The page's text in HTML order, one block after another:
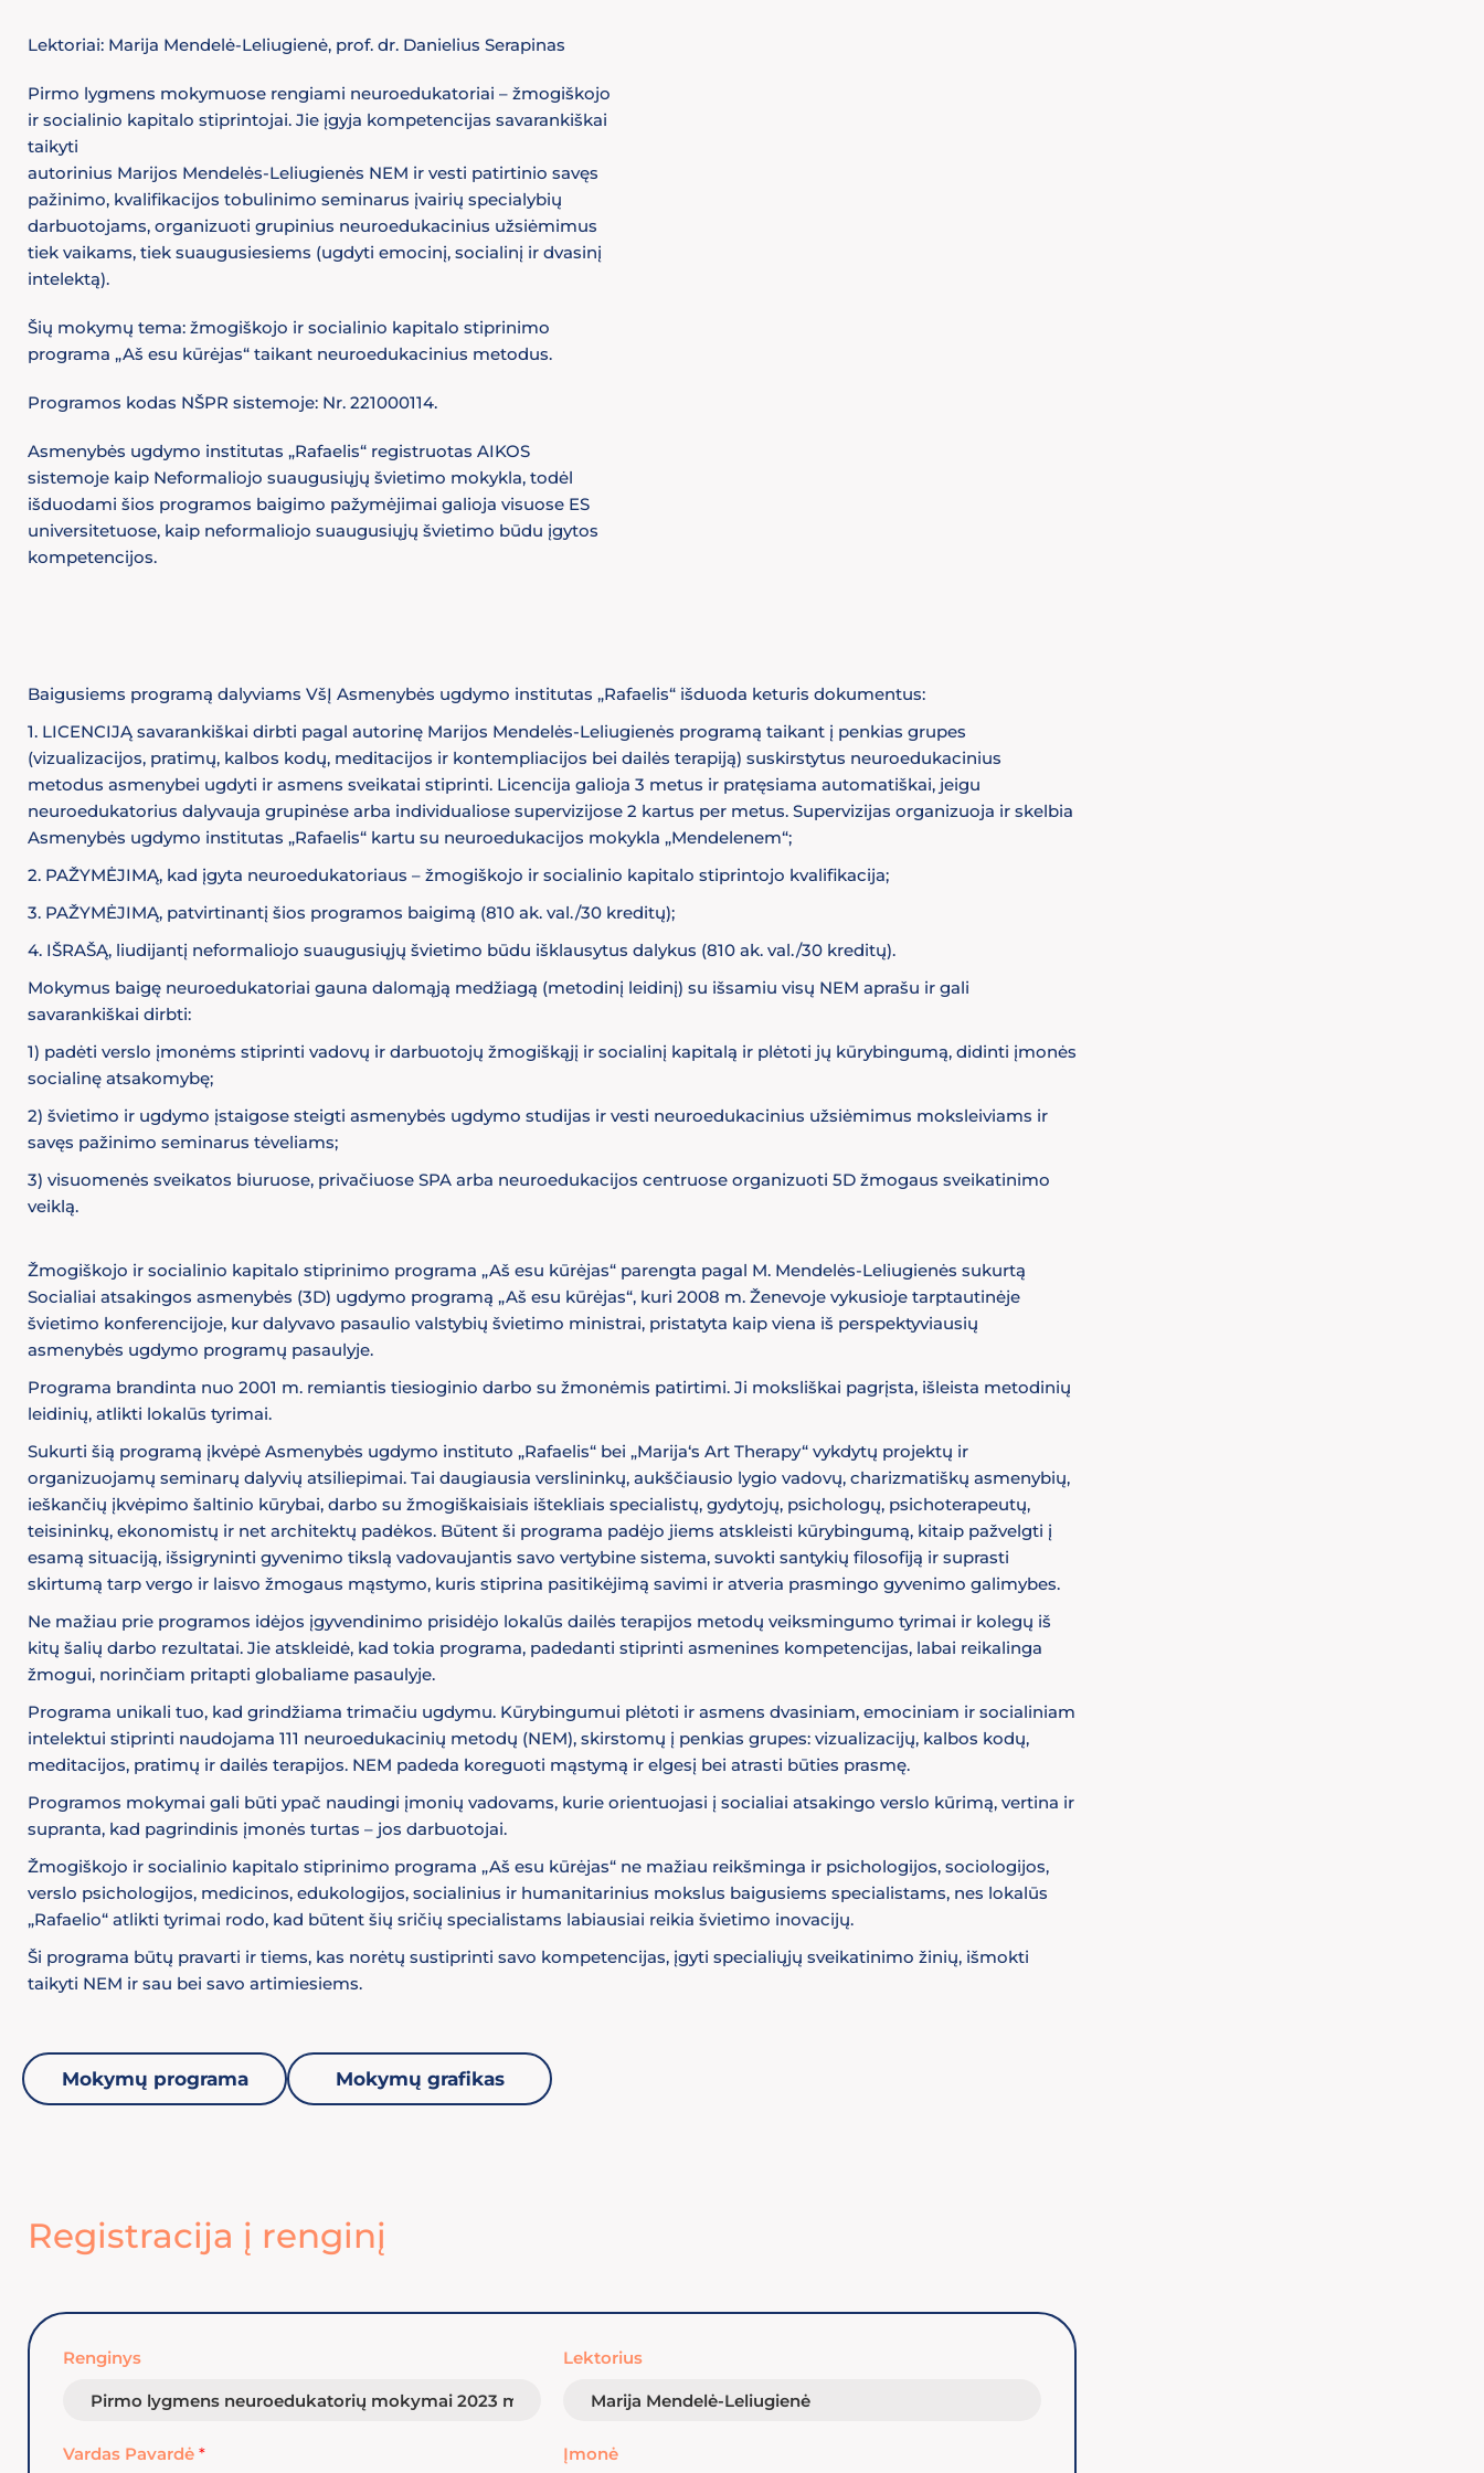
Lektoriai: Marija Mendelė-Leliugienė, prof. dr. Danielius Serapinas
Pirmo lygmens mokymuose rengiami neuroedukatoriai – žmogiškojo
ir socialinio kapitalo stiprintojai. Jie įgyja kompetencijas savarankiškai
taikyti
autorinius Marijos Mendelės-Leliugienės NEM ir vesti patirtinio savęs
pažinimo, kvalifikacijos tobulinimo seminarus įvairių specialybių
darbuotojams, organizuoti grupinius neuroedukacinius užsiėmimus
tiek vaikams, tiek suaugusiesiems (ugdyti emocinį, socialinį ir dvasinį
intelektą).
Šių mokymų tema: žmogiškojo ir socialinio kapitalo stiprinimo
programa „Aš esu kūrėjas“ taikant neuroedukacinius metodus.
Programos kodas NŠPR sistemoje: Nr. 221000114.
Asmenybės ugdymo institutas „Rafaelis“ registruotas AIKOS
sistemoje kaip Neformaliojo suaugusiųjų švietimo mokykla, todėl
išduodami šios programos baigimo pažymėjimai galioja visuose ES
universitetuose, kaip neformaliojo suaugusiųjų švietimo būdu įgytos
kompetencijos.
Baigusiems programą dalyviams VšĮ Asmenybės ugdymo institutas „Rafaelis“ išduoda keturis dokumentus:
1. LICENCIJĄ savarankiškai dirbti pagal autorinę Marijos Mendelės-Leliugienės programą taikant į penkias grupes
(vizualizacijos, pratimų, kalbos kodų, meditacijos ir kontempliacijos bei dailės terapiją) suskirstytus neuroedukacinius
metodus asmenybei ugdyti ir asmens sveikatai stiprinti. Licencija galioja 3 metus ir pratęsiama automatiškai, jeigu
neuroedukatorius dalyvauja grupinėse arba individualiose supervizijose 2 kartus per metus. Supervizijas organizuoja ir skelbia
Asmenybės ugdymo institutas „Rafaelis“ kartu su neuroedukacijos mokykla „Mendelenem“;
2. PAŽYMĖJIMĄ, kad įgyta neuroedukatoriaus – žmogiškojo ir socialinio kapitalo stiprintojo kvalifikacija;
3. PAŽYMĖJIMĄ, patvirtinantį šios programos baigimą (810 ak. val./30 kreditų);
4. IŠRAŠĄ, liudijantį neformaliojo suaugusiųjų švietimo būdu išklausytus dalykus (810 ak. val./30 kreditų).
Mokymus baigę neuroedukatoriai gauna dalomąją medžiagą (metodinį leidinį) su išsamiu visų NEM aprašu ir gali
savarankiškai dirbti:
1) padėti verslo įmonėms stiprinti vadovų ir darbuotojų žmogiškąjį ir socialinį kapitalą ir plėtoti jų kūrybingumą, didinti įmonės
socialinę atsakomybę;
2) švietimo ir ugdymo įstaigose steigti asmenybės ugdymo studijas ir vesti neuroedukacinius užsiėmimus moksleiviams ir
savęs pažinimo seminarus tėveliams;
3) visuomenės sveikatos biuruose, privačiuose SPA arba neuroedukacijos centruose organizuoti 5D žmogaus sveikatinimo
veiklą.
Žmogiškojo ir socialinio kapitalo stiprinimo programa „Aš esu kūrėjas“ parengta pagal M. Mendelės-Leliugienės sukurtą
Socialiai atsakingos asmenybės (3D) ugdymo programą „Aš esu kūrėjas“, kuri 2008 m. Ženevoje vykusioje tarptautinėje
švietimo konferencijoje, kur dalyvavo pasaulio valstybių švietimo ministrai, pristatyta kaip viena iš perspektyviausių
asmenybės ugdymo programų pasaulyje.
Programa brandinta nuo 2001 m. remiantis tiesioginio darbo su žmonėmis patirtimi. Ji moksliškai pagrįsta, išleista metodinių
leidinių, atlikti lokalūs tyrimai.
Sukurti šią programą įkvėpė Asmenybės ugdymo instituto „Rafaelis“ bei „Marija‘s Art Therapy“ vykdytų projektų ir
organizuojamų seminarų dalyvių atsiliepimai. Tai daugiausia verslininkų, aukščiausio lygio vadovų, charizmatiškų asmenybių,
ieškančių įkvėpimo šaltinio kūrybai, darbo su žmogiškaisiais ištekliais specialistų, gydytojų, psichologų, psichoterapeutų,
teisininkų, ekonomistų ir net architektų padėkos. Būtent ši programa padėjo jiems atskleisti kūrybingumą, kitaip pažvelgti į
esamą situaciją, išsigryninti gyvenimo tikslą vadovaujantis savo vertybine sistema, suvokti santykių filosofiją ir suprasti
skirtumą tarp vergo ir laisvo žmogaus mąstymo, kuris stiprina pasitikėjimą savimi ir atveria prasmingo gyvenimo galimybes.
Ne mažiau prie programos idėjos įgyvendinimo prisidėjo lokalūs dailės terapijos metodų veiksmingumo tyrimai ir kolegų iš
kitų šalių darbo rezultatai. Jie atskleidė, kad tokia programa, padedanti stiprinti asmenines kompetencijas, labai reikalinga
žmogui, norinčiam pritapti globaliame pasaulyje.
Programa unikali tuo, kad grindžiama trimačiu ugdymu. Kūrybingumui plėtoti ir asmens dvasiniam, emociniam ir socialiniam
intelektui stiprinti naudojama 111 neuroedukacinių metodų (NEM), skirstomų į penkias grupes: vizualizacijų, kalbos kodų,
meditacijos, pratimų ir dailės terapijos. NEM padeda koreguoti mąstymą ir elgesį bei atrasti būties prasmę.
Programos mokymai gali būti ypač naudingi įmonių vadovams, kurie orientuojasi į socialiai atsakingo verslo kūrimą, vertina ir
supranta, kad pagrindinis įmonės turtas – jos darbuotojai.
Žmogiškojo ir socialinio kapitalo stiprinimo programa „Aš esu kūrėjas“ ne mažiau reikšminga ir psichologijos, sociologijos,
verslo psichologijos, medicinos, edukologijos, socialinius ir humanitarinius mokslus baigusiems specialistams, nes lokalūs
„Rafaelio“ atlikti tyrimai rodo, kad būtent šių sričių specialistams labiausiai reikia švietimo inovacijų.
Ši programa būtų pravarti ir tiems, kas norėtų sustiprinti savo kompetencijas, įgyti specialiųjų sveikatinimo žinių, išmokti
taikyti NEM ir sau bei savo artimiesiems.
Mokymų programa Mokymų grafikas
Registracija į renginį
Renginys Lektorius
Vardas Pavardė * Įmonė